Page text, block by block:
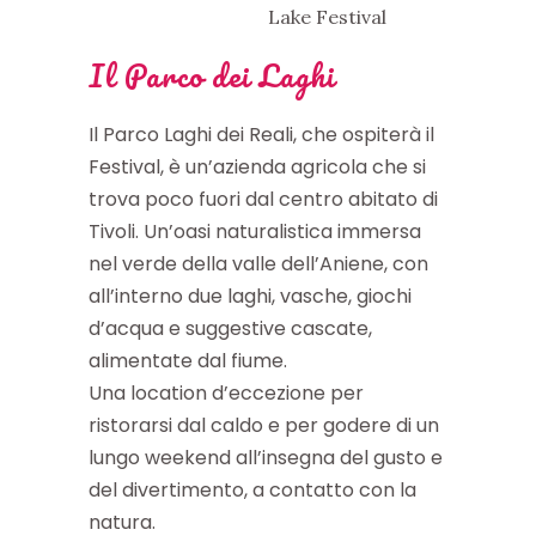
Il Parco dei Laghi
Il Parco Laghi dei Reali, che ospiterà il
Festival, è un’azienda agricola che si
trova poco fuori dal centro abitato di
Tivoli. Un’oasi naturalistica immersa
nel verde della valle dell’Aniene, con
all’interno due laghi, vasche, giochi
d’acqua e suggestive cascate,
alimentate dal fiume.
Una location d’eccezione per
ristorarsi dal caldo e per godere di un
lungo weekend all’insegna del gusto e
del divertimento, a contatto con la
natura.